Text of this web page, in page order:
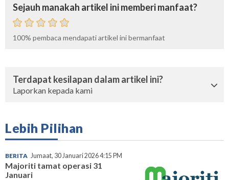
Sejauh manakah artikel ini memberi manfaat?
100% pembaca mendapati artikel ini bermanfaat
Terdapat kesilapan dalam artikel ini?
Laporkan kepada kami
Lebih Pilihan
BERITA Jumaat, 30 Januari 2026 4:15 PM
Majoriti tamat operasi 31
Januari